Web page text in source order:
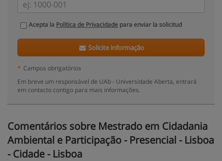
Acepta la Política de Privacidade para enviar la solicitud
Solicite informação
* Campos obrigatórios
Em breve um responsável de UAb - Universidade Aberta, entrará
em contacto contigo para mais informações.
Comentários sobre Mestrado em Cidadania
Ambiental e Participação - Presencial - Lisboa
- Cidade - Lisboa